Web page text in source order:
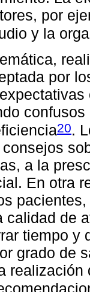
por
y la
por
20.
a la
En otra
calidad de
tiempo y
grado de